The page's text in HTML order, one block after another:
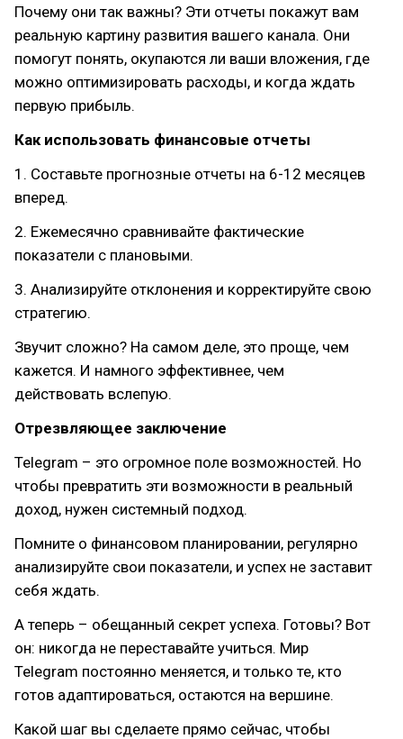
Почему они так важны? Эти отчеты покажут вам
реальную картину развития вашего канала. Они
помогут понять, окупаются ли ваши вложения, где
можно оптимизировать расходы, и когда ждать
первую прибыль.
Как использовать финансовые отчеты
1. Составьте прогнозные отчеты на 6-12 месяцев
вперед.
2. Ежемесячно сравнивайте фактические
показатели с плановыми.
3. Анализируйте отклонения и корректируйте свою
стратегию.
Звучит сложно? На самом деле, это проще, чем
кажется. И намного эффективнее, чем
действовать вслепую.
Отрезвляющее заключение
Telegram – это огромное поле возможностей. Но
чтобы превратить эти возможности в реальный
доход, нужен системный подход.
Помните о финансовом планировании, регулярно
анализируйте свои показатели, и успех не заставит
себя ждать.
А теперь – обещанный секрет успеха. Готовы? Вот
он: никогда не переставайте учиться. Мир
Telegram постоянно меняется, и только те, кто
готов адаптироваться, остаются на вершине.
Какой шаг вы сделаете прямо сейчас, чтобы